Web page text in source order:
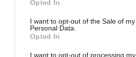
Opted In
I want to opt-out of the Sale of my
Personal Data.
Opted In
I want to opt-out of processing my
Σχετικά Άρθρα